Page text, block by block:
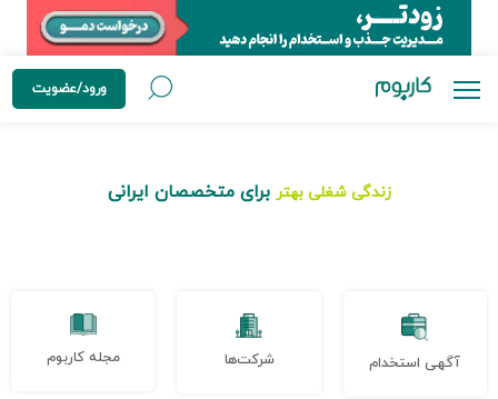
ورود/عضویت
زندگی شغلی بهتر برای متخصصان ایرانی
آگهی استخدام شرکت‌ها مجله کاربوم